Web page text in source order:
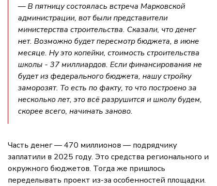
— В пятницу состоялась встреча Марковской
администрации, вот были представители
министерства строительства. Сказали, что денег
нет. Возможно будет пересмотр бюджета, в июне
месяце. Ну это копейки, стоимость строительства
школы - 37 миллиардов. Если финансирования не
будет из федерального бюджета, нашу стройку
заморозят. То есть по факту, то что построено за
несколько лет, это всё разрушится и школу будем,
скорее всего, начинать заново.
Часть денег — 470 миллионов — подрядчику
заплатили в 2025 году. Это средства регионального и
окружного бюджетов. Тогда же пришлось
переделывать проект из-за особенностей площадки.